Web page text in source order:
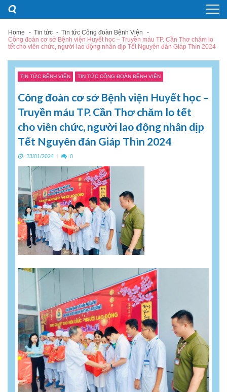
Skip
navigation
Skip
content
Home Tin tức
Tin tức Công đoàn Bệnh Viện
Công đoàn cơ sở Bệnh viện Huyết học – Truyền máu TP. Cần Thơ chăm lo
tết cho viên chức, người lao động nhân dịp Tết Nguyên đán Giáp Thìn 2024
TIN TỨC BỆNH VIỆN TIN TỨC CÔNG ĐOÀN BỆNH VIỆN
Công đoàn cơ sở Bệnh viện Huyết học –
Truyền máu TP. Cần Thơ chăm lo tết
cho viên chức, người lao động nhân dịp
Tết Nguyên đán Giáp Thìn 2024
23/01/2024 0